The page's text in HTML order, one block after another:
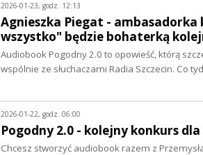
2026-01-23, godz. 12:13
Agnieszka Piegat - ambasadorka
wszystko" będzie bohaterką
Audiobook Pogodny 2.0 to opowieść, którą
wspólnie ze słuchaczami Radia Szczecin. Co
2026-01-22, godz. 06:00
Pogodny 2.0 - kolejny konkurs dla
Chcesz stworzyć audiobook razem z